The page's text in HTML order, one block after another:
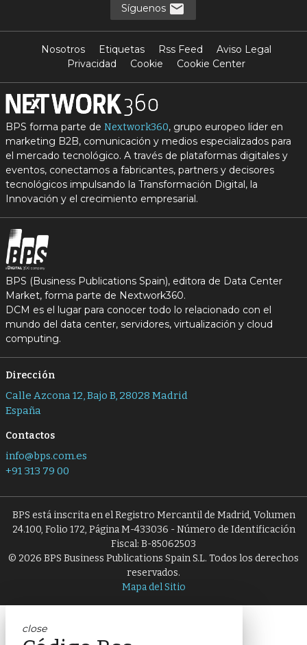
Síguenos
Nosotros Etiquetas Rss Feed
Aviso Legal
Privacidad
Cookie Cookie Center
BPS forma parte de Nextwork360, grupo europeo líder en
marketing B2B, comunicación y medios especializados para
el mercado tecnológico. A través de plataformas digitales y
eventos, conectamos a fabricantes, partners y decisores
tecnológicos impulsando la Transformación Digital, la
Innovación y el crecimiento empresarial.
BPS (Business Publications Spain), editora de Data Center
Market, forma parte de Nextwork360.
DCM es el lugar para conocer todo lo relacionado con el
mundo del data center, servidores, virtualización y cloud
computing.
Dirección
Calle Azcona 12, Bajo B, 28028 Madrid
España
Contactos
info@bps.com.es
+91 313 79 00
BPS está inscrita en el Registro Mercantil de Madrid, Volumen
24.100, Folio 172, Página M-433036 - Número de Identificación
Fiscal: B-85062503
© 2026 BPS Business Publications Spain S.L. Todos los derechos
reservados.
Mapa del Sitio
close